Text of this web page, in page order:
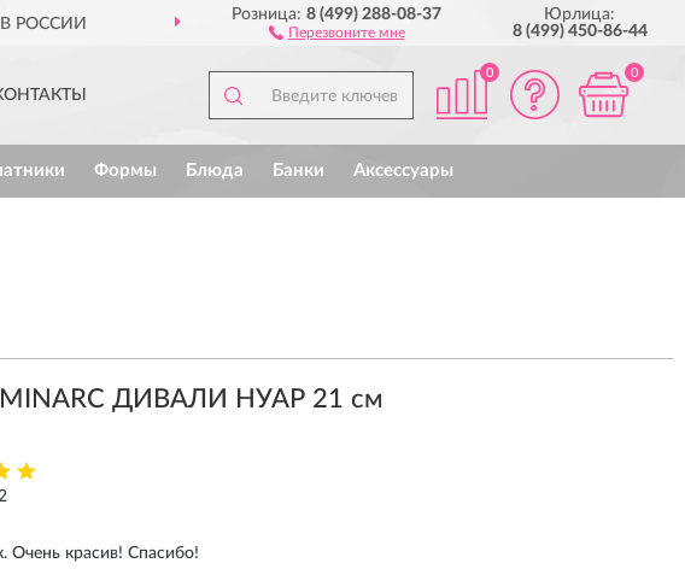
В РОССИИ ДОСТАВИМ ПО ВСЕЙ РОССИИ
Розница:8 (499) 288-08-37
Перезвоните мне
Юрлица:
8 (499) 450-86-44
0 0
Формы Блюда Банки Аксессуары
ДИВАЛИ НУАР 21 см
Очень красив! Спасибо!